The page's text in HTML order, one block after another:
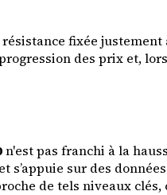
fixée justement
des prix et,
n'est pas franchi à la
s’appuie sur des
de tels niveaux